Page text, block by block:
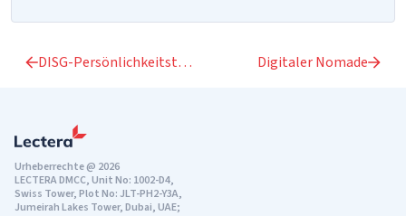
DISG-Persönlichkeitstypologie Digitaler Nomade
Urheberrechte @ 2026
LECTERA DMCC, Unit No: 1002-D4,
Swiss Tower, Plot No: JLT-PH2-Y3A,
Jumeirah Lakes Tower, Dubai, UAE;